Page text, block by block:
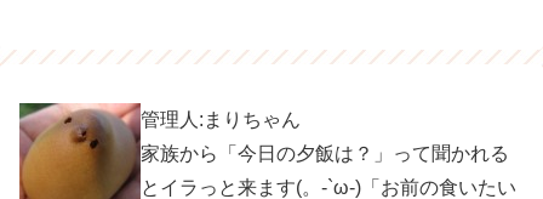
管理人:まりちゃん
家族から「今日の夕飯は？」って聞かれる
とイラっと来ます(。-`ω-)「お前の食いたい